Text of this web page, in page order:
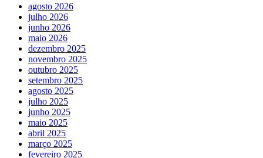
agosto 2026
julho 2026
junho 2026
maio 2026
dezembro 2025
novembro 2025
outubro 2025
setembro 2025
agosto 2025
julho 2025
junho 2025
maio 2025
abril 2025
março 2025
fevereiro 2025